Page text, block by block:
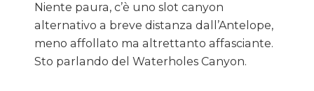
Niente paura, c’è uno slot canyon
alternativo a breve distanza dall’Antelope,
meno affollato ma altrettanto affasciante.
Sto parlando del Waterholes Canyon.